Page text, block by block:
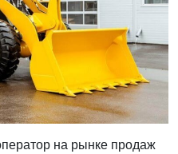
на рынке продаж